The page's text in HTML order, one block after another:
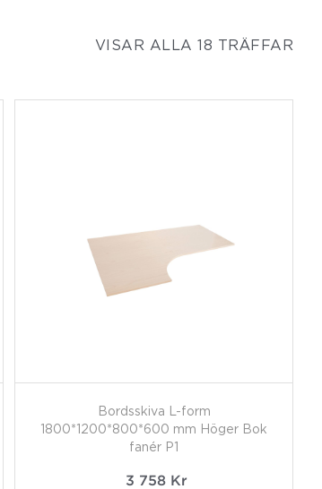
VISAR ALLA 18 TRÄFFAR
Bordsskiva L-form
1800*1200*800*600 mm Höger Bok
fanér P1
3 758 Kr